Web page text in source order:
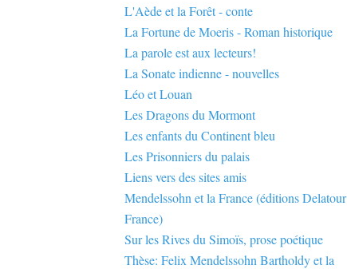
L'Aède et la Forêt - conte
La Fortune de Moeris - Roman historique
La parole est aux lecteurs!
La Sonate indienne - nouvelles
Léo et Louan
Les Dragons du Mormont
Les enfants du Continent bleu
Les Prisonniers du palais
Liens vers des sites amis
Mendelssohn et la France (éditions Delatour
France)
Sur les Rives du Simoïs, prose poétique
Thèse: Felix Mendelssohn Bartholdy et la